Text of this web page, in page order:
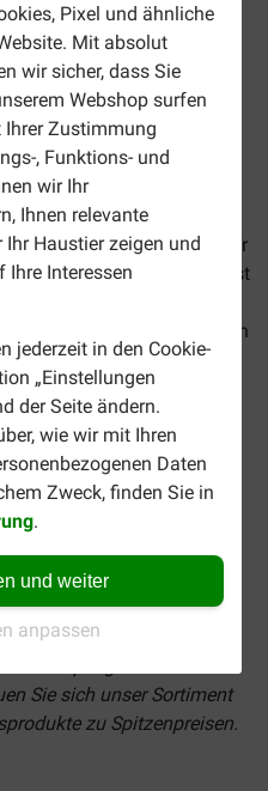
Pixel und ähnliche
Mit absolut
wir sicher, dass Sie
Webshop surfen
Zustimmung
, Funktions- und
wir Ihr
Ihnen relevante
Haustier zeigen und
Ihre Interessen
jederzeit in den Cookie-
„Einstellungen
der Seite ändern.
wie wir mit Ihren
Daten
Zweck, finden Sie in
.
und weiter
anpassen
Hund
in den Ohren oder
Sie können dies selbst
bei Brekz passende
und Ohren. Verklebte Augen
Reinigungsvermögen der
hierfür eine einfache
von
einen
kann
helfen. Ohren können
Ohrenschmalz
manchen Haustierohren
Beide Beschwerden
werden.
Ohrenpflege für Hunde
Sie sich unser Sortiment
zu Spitzenpreisen.